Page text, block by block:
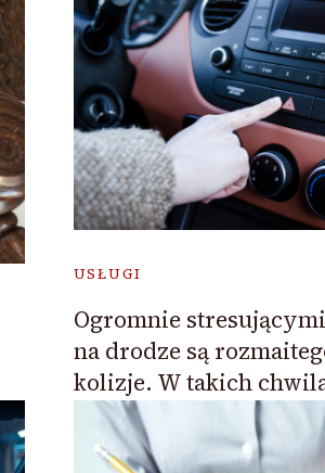
USŁUGI
Ogromnie
na drodze są
kolizje. W takich